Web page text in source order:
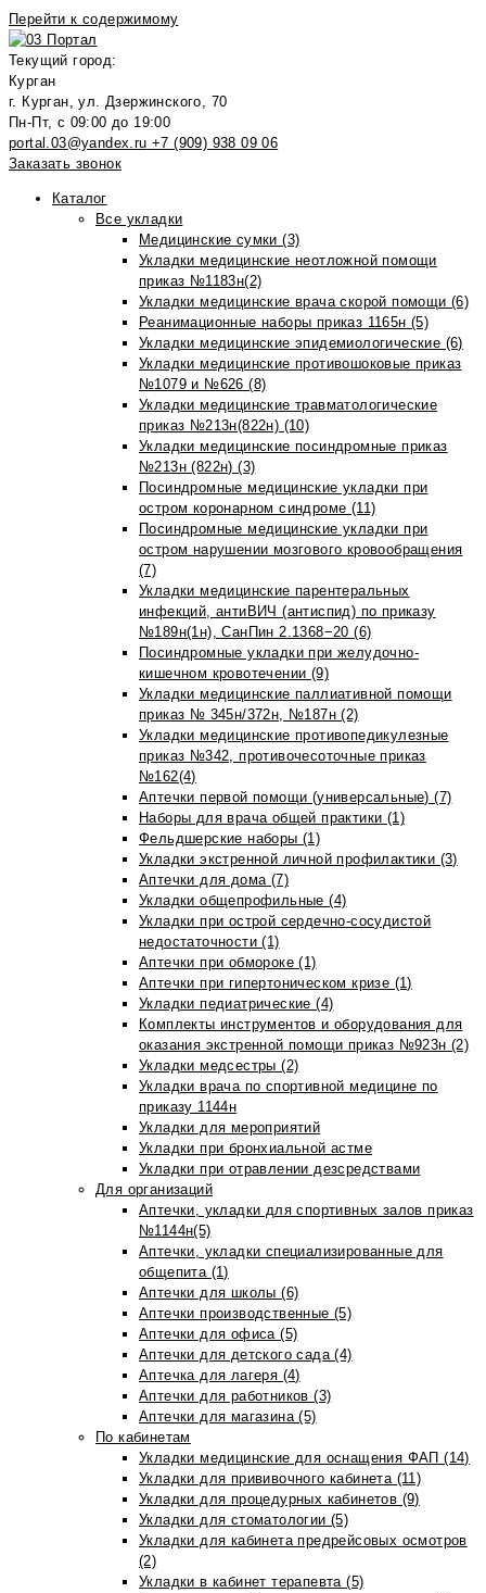
Перейти к содержимому
Текущий город:
Курган
г. Курган, ул. Дзержинского, 70
Пн-Пт, с 09:00 до 19:00
portal.03@yandex.ru +7 (909) 938 09 06
Заказать звонок
Каталог
Все укладки
Медицинские сумки (3)
Укладки медицинские неотложной помощи
приказ №1183н(2)
Укладки медицинские врача скорой помощи (6)
Реанимационные наборы приказ 1165н (5)
Укладки медицинские эпидемиологические (6)
Укладки медицинские противошоковые приказ
№1079 и №626 (8)
Укладки медицинские травматологические
приказ №213н(822н) (10)
Укладки медицинские посиндромные приказ
№213н (822н) (3)
Посиндромные медицинские укладки при
остром коронарном синдроме (11)
Посиндромные медицинские укладки при
остром нарушении мозгового кровообращения
(7)
Укладки медицинские парентеральных
инфекций, антиВИЧ (антиспид) по приказу
№189н(1н), СанПин 2.1368−20 (6)
Посиндромные укладки при желудочно-
кишечном кровотечении (9)
Укладки медицинские паллиативной помощи
приказ № 345н/372н, №187н (2)
Укладки медицинские противопедикулезные
приказ №342, противочесоточные приказ
№162(4)
Аптечки первой помощи (универсальные) (7)
Наборы для врача общей практики (1)
Фельдшерские наборы (1)
Укладки экстренной личной профилактики (3)
Аптечки для дома (7)
Укладки общепрофильные (4)
Укладки при острой сердечно-сосудистой
недостаточности (1)
Аптечки при обмороке (1)
Аптечки при гипертоническом кризе (1)
Укладки педиатрические (4)
Комплекты инструментов и оборудования для
оказания экстренной помощи приказ №923н (2)
Укладки медсестры (2)
Укладки врача по спортивной медицине по
приказу 1144н
Укладки для мероприятий
Укладки при бронхиальной астме
Укладки при отравлении дезсредствами
Для организаций
Аптечки, укладки для спортивных залов приказ
№1144н(5)
Аптечки, укладки специализированные для
общепита (1)
Аптечки для школы (6)
Аптечки производственные (5)
Аптечки для офиса (5)
Аптечки для детского сада (4)
Аптечка для лагеря (4)
Аптечки для работников (3)
Аптечки для магазина (5)
По кабинетам
Укладки медицинские для оснащения ФАП (14)
Укладки для прививочного кабинета (11)
Укладки для процедурных кабинетов (9)
Укладки для стоматологии (5)
Укладки для кабинета предрейсовых осмотров
(2)
Укладки в кабинет терапевта (5)